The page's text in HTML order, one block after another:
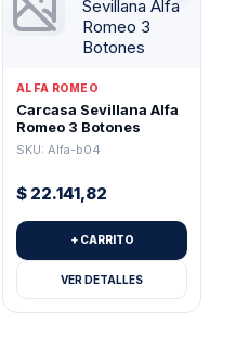
ALFA ROMEO
Carcasa Sevillana Alfa
Romeo 3 Botones
SKU: Alfa-b04
$ 22.141,82
+ CARRITO
VER DETALLES